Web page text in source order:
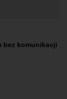
bez komunikacji